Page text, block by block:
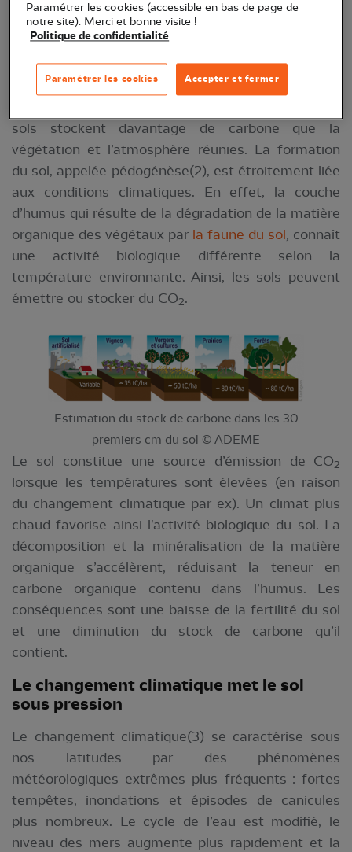
sécheresse © Pixabay
Le sol, important puits de carbone
Le sol est la partie complexe de la croûte terrestre
où interfèrent les roches, l'atmosphère (siège du
sols stockent davantage de carbone que la
végétation et l’atmosphère réunies. La formation
du sol, appelée pédogénèse(2), est étroitement liée
aux conditions climatiques. En effet, la couche
d’humus qui résulte de la dégradation de la matière
organique des végétaux par la faune du sol, connaît
une activité biologique différente selon la
température environnante. Ainsi, les sols peuvent
émettre ou stocker du CO2.
Estimation du stock de carbone dans les 30
premiers cm du sol © ADEME
Le sol constitue une source d’émission de CO2
lorsque les températures sont élevées (en raison
du changement climatique par ex). Un climat plus
chaud favorise ainsi l'activité biologique du sol. La
décomposition et la minéralisation de la matière
organique s’accélèrent, réduisant la teneur en
carbone organique contenu dans l’humus. Les
conséquences sont une baisse de la fertilité du sol
et une diminution du stock de carbone qu’il
contient.
Le changement climatique met le sol
sous pression
Le changement climatique(3) se caractérise sous
nos latitudes par des phénomènes
météorologiques extrêmes plus fréquents : fortes
tempêtes, inondations et épisodes de canicules
plus nombreux. Le cycle de l’eau est modifié, le
niveau des mers augmente plus rapidement et la
Paramétrer les cookies (accessible en bas de page de
notre site). Merci et bonne visite !
Politique de confidentialité
Accepter et fermer
Paramétrer les cookies